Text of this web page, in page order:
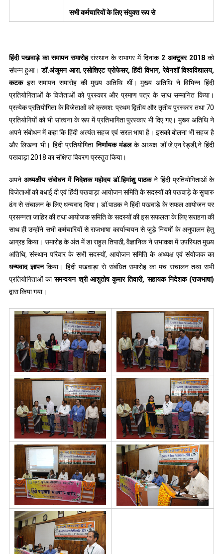
सभीकर्मचारियोंकेलिएसंयुक्तरूपसे
हिंदी पखवाड़े का समापन समारोहसंस्थान के सभागर में दिनांक 2अक्टूबर2018 को
संपन्न हुआ।डॉ.अंजुमन आरा,एसोशिएट प्रोफेसर,हिंदी विभाग,रेवेनशॉ विश्वविद्यालय,
कटकइस समापन समारोह की मुख्य अतिथि थीं। मुख्य अतिथि ने विभिन्न हिंदी
प्रतियोगिताओं के विजेताओं को पुरस्कार और प्रमाण पत्र के साथ सम्मानित किया।
प्रत्येक प्रतियोगिता के विजेताओं को क्रमश: प्रथम द्वितीय और तृतीय पुरस्कार तथा 70
प्रतियोगियों को भी सांत्वना के रूप में प्रतिभागिता पुरस्कार भी दिए गए। मुख्य अतिथि ने
अपने संबोधन में कहा कि हिंदी अत्यंत सहज एवं सरल भाषा है। इसको बोलना भी सहज है
और लिखना भी। हिंदी प्रतियोगितानिर्णायक मंडलके अध्यक्ष डॉ.जे.एन.रेड्डी,ने हिंदी
पखवाड़ा 2018 का संक्षिप्त विवरण प्रस्तुत किया।
अपने अध्यक्षीय संबोधन में निदेशक महोदय डॉ.हिमांशु पाठकने हिंदी प्रतियोगिताओं के
विजेताओं को बधाई दी एवं हिंदी पखवाड़ा आयोजन समिति के सदस्यों को पखवाड़े के सुचारु
ढंग से संचालन के लिए धन्यवाद दिया। डॉ.पाठक ने हिंदी पखवाड़े के सफल आयोजन पर
प्रसन्नता जाहिर की तथा आयोजक समिति के सदस्यों की इस सफलता के लिए सराहना की
साथ ही उन्होंने सभी कर्मचारियों से राजभाषा कार्यान्वयन से जुड़े नियमों के अनुपालन हेतु
आग्रह किया। समारोह के अंत में डा राहुल तिपाठी, वैज्ञानिक ने सभाकक्ष में उपस्थित मुख्य
अतिथि, संस्थान परिवार के सभी सदस्यों, आयोजन समिति के अध्यक्ष एवं संयोजक का
धन्यवाद ज्ञापनकिया। हिंदी पखवाड़ा से संबंधित समारोह का मंच संचालन तथा सभी
प्रतियोगिताओं कासमन्वयन श्री आशुतोष कुमार तिवारी,सहायक निदेशक(राजभाषा)
द्वारा किया गया।